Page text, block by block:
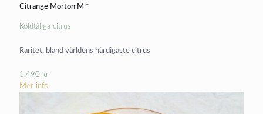
Citrange Morton M *
Köldtåliga citrus
Raritet, bland världens härdigaste citrus
1,490 kr
Mer info